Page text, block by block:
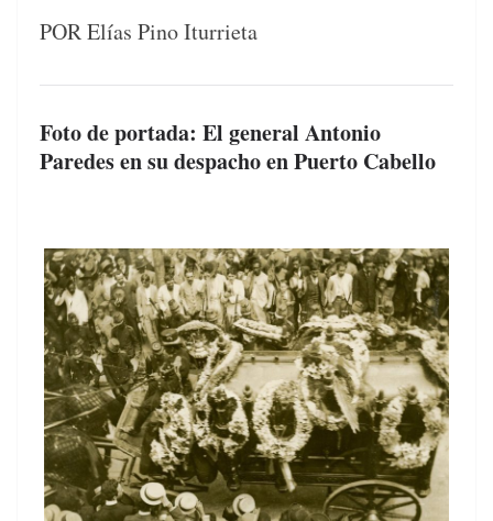
POR Elías Pino Iturrieta
Foto de portada: El general Antonio
Paredes en su despacho en Puerto Cabello